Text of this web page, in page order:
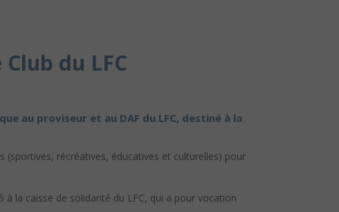
du LFC
au proviseur et au DAF du LFC, destiné à la
(sportives, récréatives, éducatives et culturelles) pour
à la caisse de solidarité du LFC, qui a pour vocation